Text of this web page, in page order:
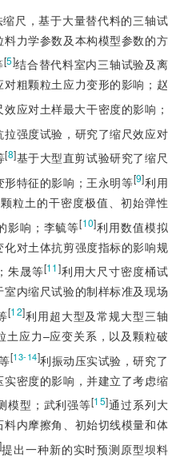
尺，基于大量替代料的三轴试
力学参数及本构模型参数的方
[5]结合替代料室内三轴试验及离
粗颗粒土应力变形的影响；赵
应对土样最大干密度的影响；
强度试验，研究了缩尺效应对
[8]基于大型直剪试验研究了缩尺
特征的影响；王永明等[9]利用
粒土的干密度极值、初始弹性
影响；李毓等[10]利用数值模拟
对土体抗剪强度指标的影响规
朱晟等[11]利用大尺寸密度桶试
内缩尺试验的制样标准及现场
[12]利用超大型及常规大型三轴
土应力–应变关系，以及颗粒破
[13-14]利振动压实试验，研究了
密度的影响，并建立了考虑缩
模型；武利强等[15]通过系列大
内摩擦角、初始切线模量和体
]提出一种新的实时预测原型坝料